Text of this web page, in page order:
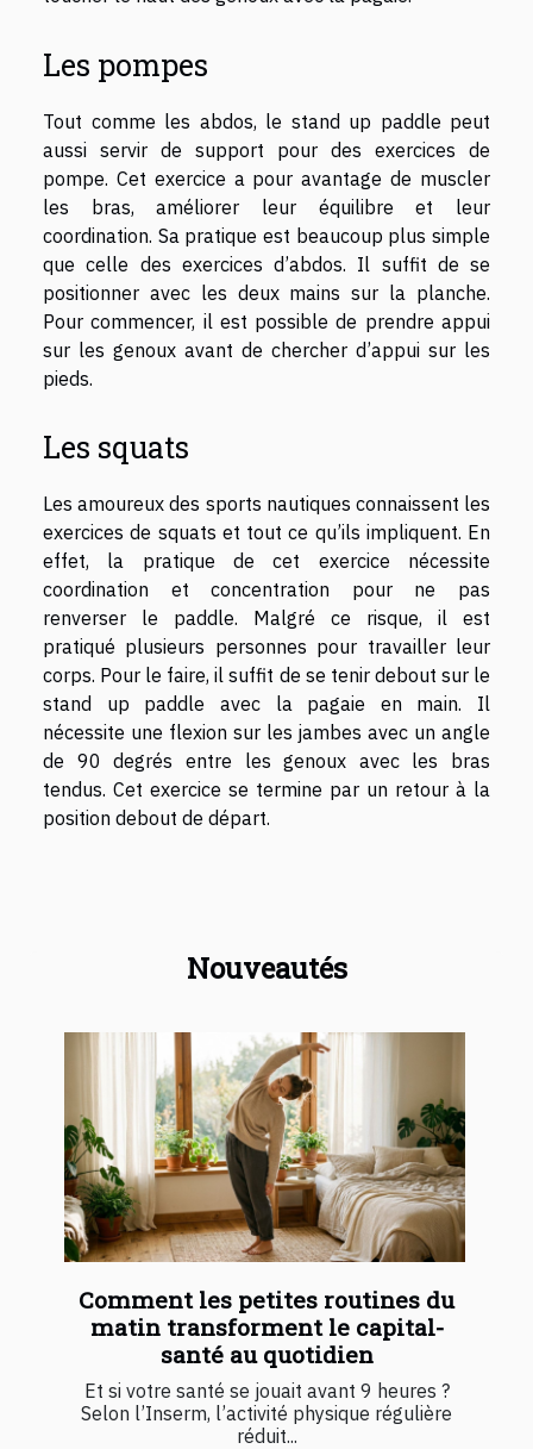
Les pompes
Tout comme les abdos, le stand up paddle peut
aussi servir de support pour des exercices de
pompe. Cet exercice a pour avantage de muscler
les bras, améliorer leur équilibre et leur
coordination. Sa pratique est beaucoup plus simple
que celle des exercices d’abdos. Il suffit de se
positionner avec les deux mains sur la planche.
Pour commencer, il est possible de prendre appui
sur les genoux avant de chercher d’appui sur les
pieds.
Les squats
Les amoureux des sports nautiques connaissent les
exercices de squats et tout ce qu’ils impliquent. En
effet, la pratique de cet exercice nécessite
coordination et concentration pour ne pas
renverser le paddle. Malgré ce risque, il est
pratiqué plusieurs personnes pour travailler leur
corps. Pour le faire, il suffit de se tenir debout sur le
stand up paddle avec la pagaie en main. Il
nécessite une flexion sur les jambes avec un angle
de 90 degrés entre les genoux avec les bras
tendus. Cet exercice se termine par un retour à la
position debout de départ.
Nouveautés
Comment les petites routines du
matin transforment le capital-
santé au quotidien
Et si votre santé se jouait avant 9 heures ?
Selon l’Inserm, l’activité physique régulière
réduit...